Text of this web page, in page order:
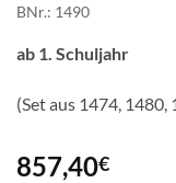
BNr.: 1490
857,40€
ab 1. Schuljahr
(Set aus 1474, 1480,